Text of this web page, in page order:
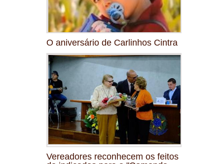
O aniversário de Carlinhos Cintra
Vereadores reconhecem os feitos